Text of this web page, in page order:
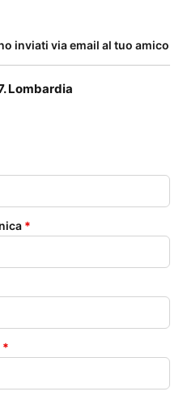
inviati via email al tuo amico
Lombardia
*
*